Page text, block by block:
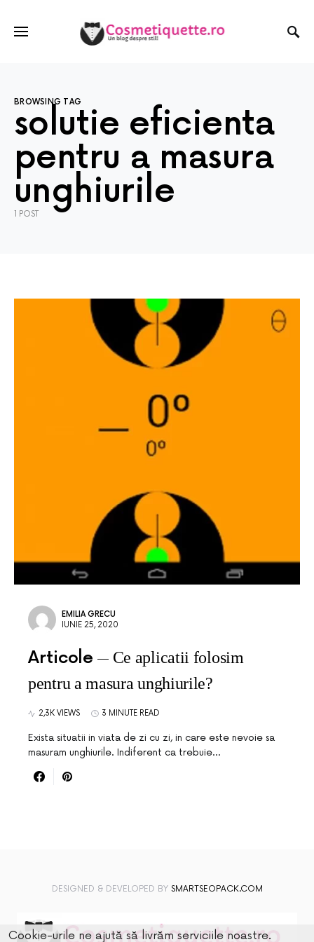
BROWSING TAG
solutie eficienta
pentru a masura
unghiurile
1 POST
EMILIA GRECU
IUNIE 25, 2020
Articole
Ce aplicatii folosim
pentru a masura unghiurile?
2,3K VIEWS 3 MINUTE READ
Exista situatii in viata de zi cu zi, in care este nevoie sa
masuram unghiurile. Indiferent ca trebuie…
DESIGNED & DEVELOPED BY SMARTSEOPACK.COM
Cookie-urile ne ajută să livrăm serviciile noastre.